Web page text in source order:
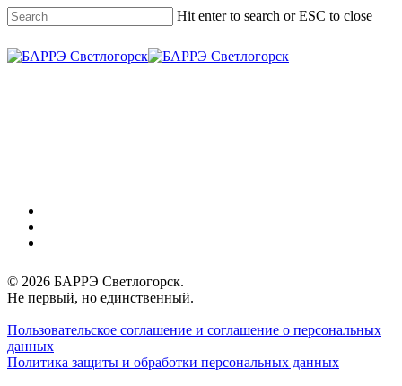
Skip
to
main
content
Hit enter to search or ESC to close
Close
© 2026 БАРРЭ Светлогорск.
Не первый, но единственный.
Пользовательское соглашение и соглашение о персональных
данных
Политика защиты и обработки персональных данных